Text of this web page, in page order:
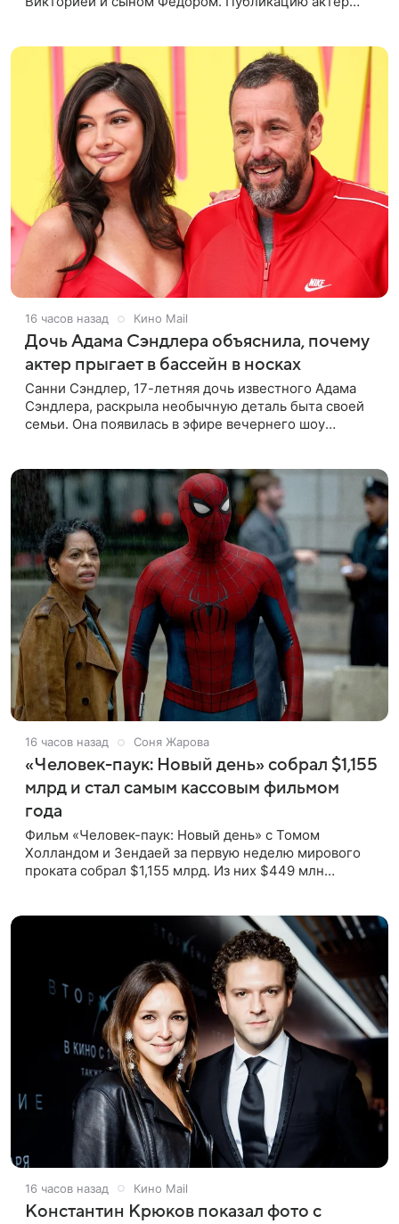
16 часов назад Кино Mail
Дочь Адама Сэндлера объяснила, почему
актер прыгает в бассейн в носках
Санни Сэндлер, 17-летняя дочь известного Адама
Сэндлера, раскрыла необычную деталь быта своей
семьи. Она появилась в эфире вечернего шоу
16 часов назад Соня Жарова
«Человек-паук: Новый день» собрал $1,155
млрд и стал самым кассовым фильмом
года
Фильм «Человек-паук: Новый день» с Томом
Холландом и Зендаей за первую неделю мирового
проката собрал $1,155 млрд. Из них $449 млн
16 часов назад Кино Mail
Константин Крюков показал фото с